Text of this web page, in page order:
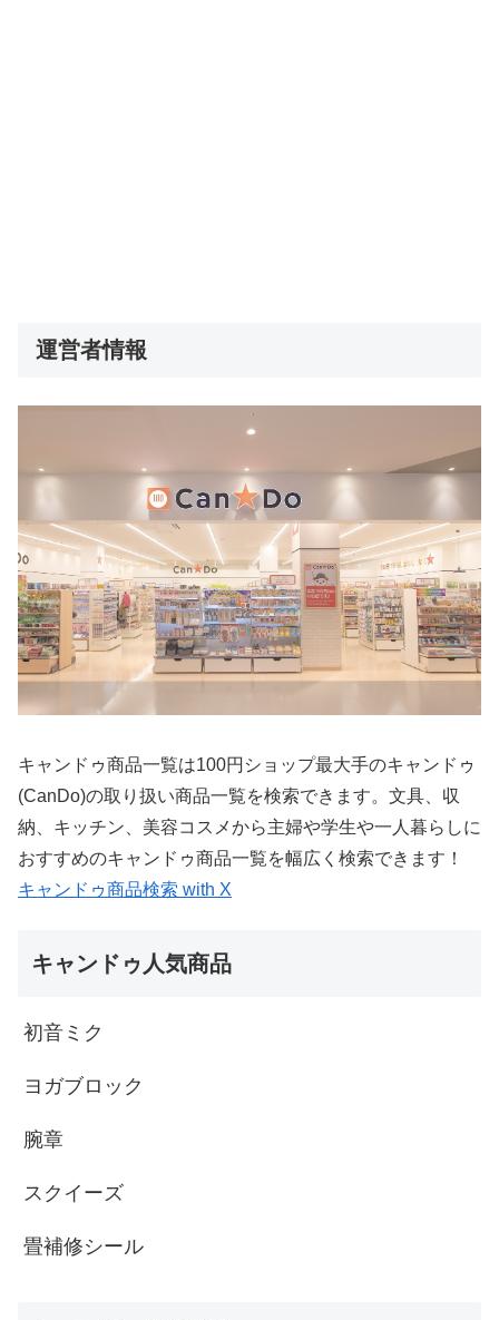
運営者情報
キャンドゥ商品一覧は100円ショップ最大手のキャンドゥ
(CanDo)の取り扱い商品一覧を検索できます。文具、収
納、キッチン、美容コスメから主婦や学生や一人暮らしに
おすすめのキャンドゥ商品一覧を幅広く検索できます！
キャンドゥ商品検索 with X
キャンドゥ人気商品
初音ミク
ヨガブロック
腕章
スクイーズ
畳補修シール